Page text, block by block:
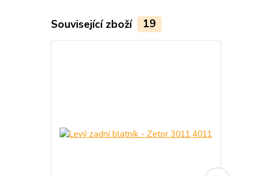
Související zboží 19